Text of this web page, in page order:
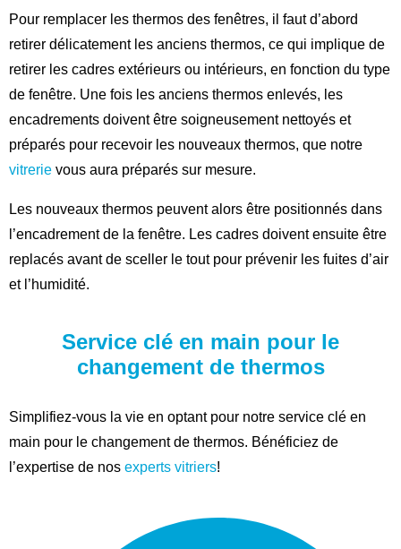
Pour remplacer les thermos des fenêtres, il faut d’abord
retirer délicatement les anciens thermos, ce qui implique de
retirer les cadres extérieurs ou intérieurs, en fonction du type
de fenêtre. Une fois les anciens thermos enlevés, les
encadrements doivent être soigneusement nettoyés et
préparés pour recevoir les nouveaux thermos, que notre
vitrerie vous aura préparés sur mesure.
Les nouveaux thermos peuvent alors être positionnés dans
l’encadrement de la fenêtre. Les cadres doivent ensuite être
replacés avant de sceller le tout pour prévenir les fuites d’air
et l’humidité.
Service clé en main pour le
changement de thermos
Simplifiez-vous la vie en optant pour notre service clé en
main pour le changement de thermos. Bénéficiez de
l’expertise de nos experts vitriers!